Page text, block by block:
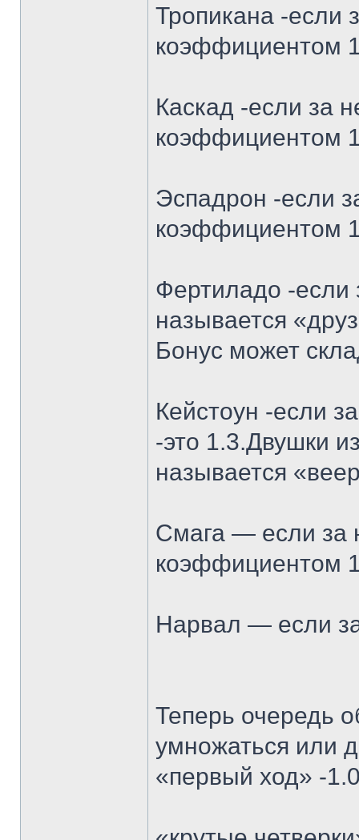
Тропикана -если
коэффициентом
Каскад -если за
коэффициентом
Эспадрон -если
коэффициентом
Фертиладо -если
называется
Бонус может
Кейстоун -если
-это 1.3.Двушки
называется
Смага — если за
коэффициентом
Нарвал — если за
Теперь очередь
умножаться или
«первый ход» -